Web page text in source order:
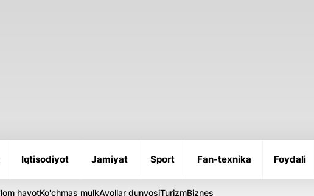
Iqtisodiyot Jamiyat Sport Fan-texnika Foydali
hayotKo'chmas mulkAyollar dunyosiTurizmBiznes